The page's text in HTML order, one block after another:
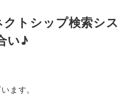
トシップ検索シス
い♪
ます。